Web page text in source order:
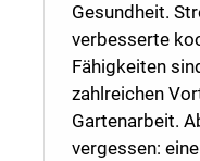
Gesundheit.
verbesserte
Fähigkeiten
zahlreichen
Gartenarbeit.
vergessen: